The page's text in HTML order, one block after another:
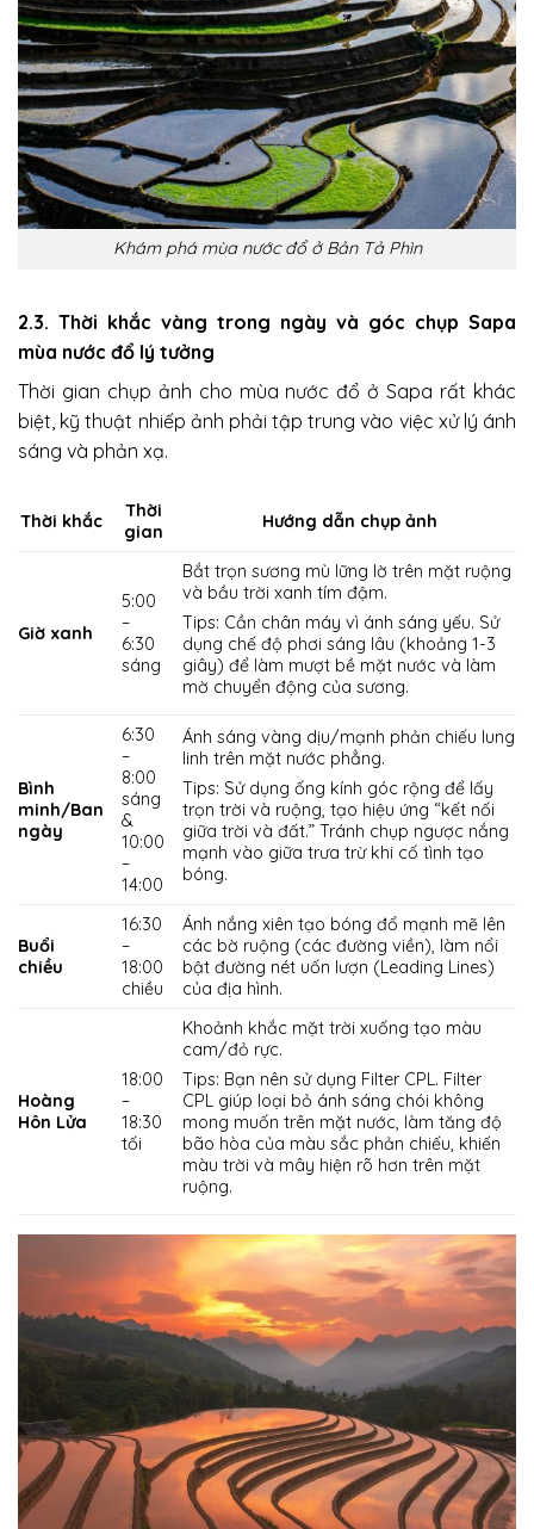
Khám phá mùa nước đổ ở Bản Tả Phìn
2.3. Thời khắc vàng trong ngày và góc chụp Sapa
mùa nước đổ lý tưởng
Thời gian chụp ảnh cho mùa nước đổ ở Sapa rất khác
biệt, kỹ thuật nhiếp ảnh phải tập trung vào việc xử lý ánh
sáng và phản xạ.
Thời khắc
Thời
gian
Hướng dẫn chụp ảnh
Giờ xanh
5:00
–
6:30
sáng
Bắt trọn sương mù lững lờ trên mặt ruộng
và bầu trời xanh tím đậm.
Tips: Cần chân máy vì ánh sáng yếu. Sử
dụng chế độ phơi sáng lâu (khoảng 1-3
giây) để làm mượt bề mặt nước và làm
mờ chuyển động của sương.
Bình
minh/Ban
ngày
6:30
–
8:00
sáng
&
10:00
–
14:00
Ánh sáng vàng dịu/mạnh phản chiếu lung
linh trên mặt nước phẳng.
Tips: Sử dụng ống kính góc rộng để lấy
trọn trời và ruộng, tạo hiệu ứng “kết nối
giữa trời và đất.” Tránh chụp ngược nắng
mạnh vào giữa trưa trừ khi cố tình tạo
bóng.
Buổi
chiều
16:30
–
18:00
chiều
Ánh nắng xiên tạo bóng đổ mạnh mẽ lên
các bờ ruộng (các đường viền), làm nổi
bật đường nét uốn lượn (Leading Lines)
của địa hình.
Hoàng
Hôn Lửa
18:00
–
18:30
tối
Khoảnh khắc mặt trời xuống tạo màu
cam/đỏ rực.
Tips: Bạn nên sử dụng Filter CPL. Filter
CPL giúp loại bỏ ánh sáng chói không
mong muốn trên mặt nước, làm tăng độ
bão hòa của màu sắc phản chiếu, khiến
màu trời và mây hiện rõ hơn trên mặt
ruộng.